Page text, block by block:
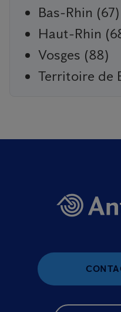
Bas-Rhin (67)
Haut-Rhin
Vosges (88)
Territoire de